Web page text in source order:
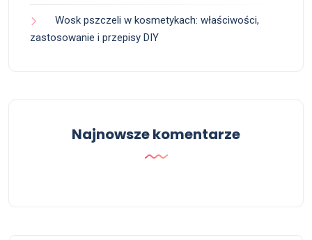
Wosk pszczeli w kosmetykach: właściwości,
zastosowanie i przepisy DIY
Najnowsze komentarze